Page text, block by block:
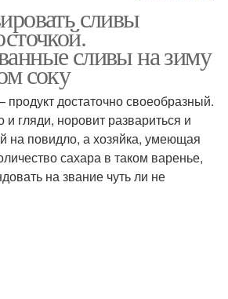
Сок с сахаром
Заготовки из сливы
сливы
сливы на зиму
соку
достаточно своеобразный.
и гляди, норовит развариться и
на повидло, а хозяйка, умеющая
сахара в таком варенье,
на звание чуть ли не